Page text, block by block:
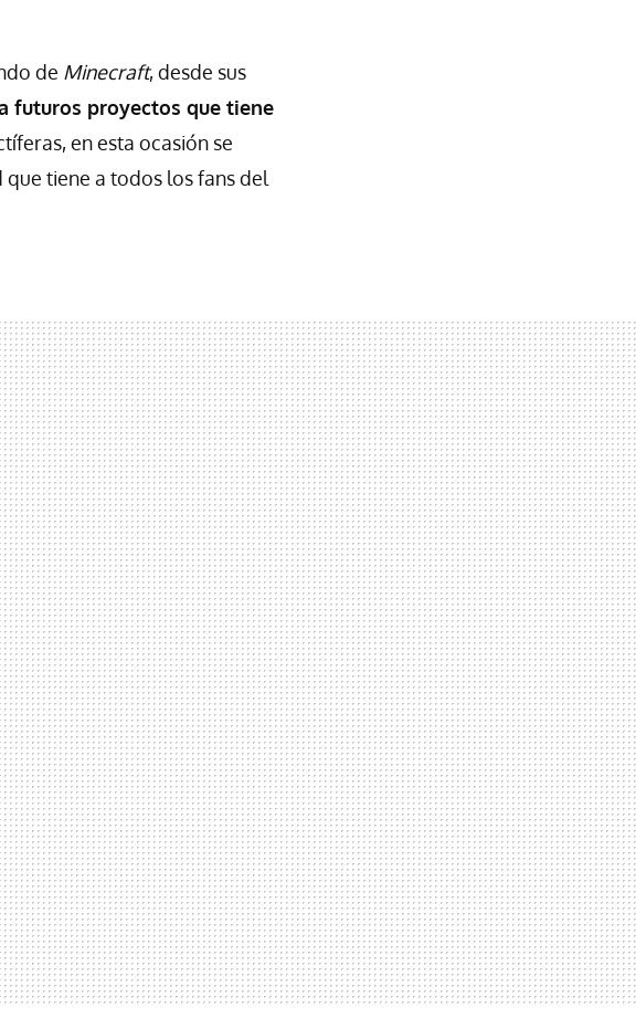
de Minecraft, desde sus
futuros proyectos que tiene
en esta ocasión se
que tiene a todos los fans del